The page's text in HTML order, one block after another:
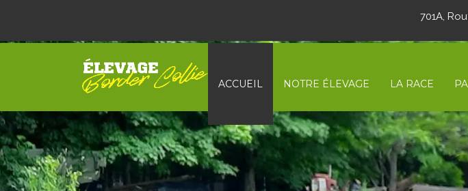
701A,
ACCUEIL NOTRE ÉLEVAGE LA RACE